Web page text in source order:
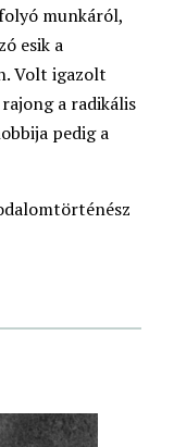
munkáról,
esik a
Volt igazolt
a radikális
pedig a